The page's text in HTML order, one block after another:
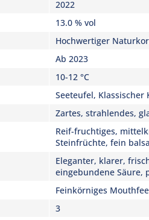
2022
13.0 % vol
Hochwertiger
Ab 2023
10-12 °C
Seeteufel, Klassischer
Zartes, strahlendes,
Reif-fruchtiges,
Steinfrüchte, fein
Eleganter, klarer,
eingebundene Säure,
Feinkörniges
3